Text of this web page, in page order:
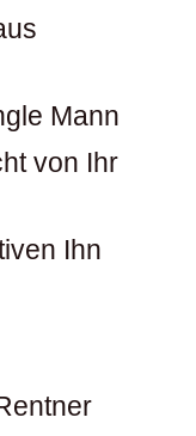
Mann
von Ihr
Ihn